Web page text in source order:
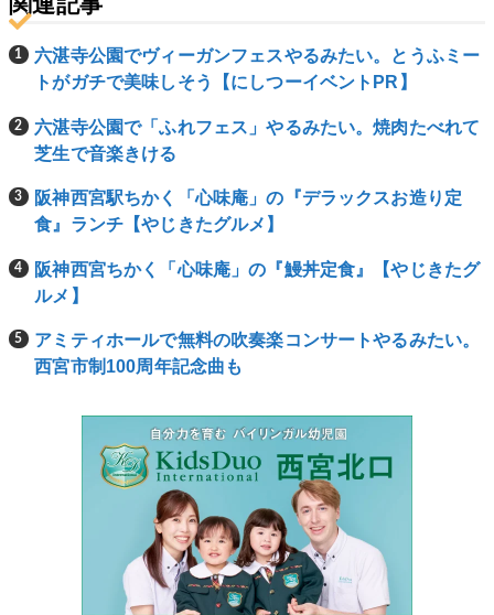
六湛寺公園でヴィーガンフェスやるみたい。とうふミー
トがガチで美味しそう【にしつーイベントPR】
六湛寺公園で「ふれフェス」やるみたい。焼肉たべれて
芝生で音楽きける
阪神西宮駅ちかく「心味庵」の『デラックスお造り定
食』ランチ【やじきたグルメ】
阪神西宮ちかく「心味庵」の『鰻丼定食』【やじきたグ
ルメ】
アミティホールで無料の吹奏楽コンサートやるみたい。
西宮市制100周年記念曲も